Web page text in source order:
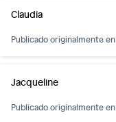
Claudia
Publicado originalmente en
Jacqueline
Publicado originalmente en